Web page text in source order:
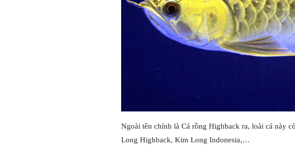
Ngoài tên chính là Cá rồng Highback ra, loài cá này
Long Highback, Kim Long Indonesia,…